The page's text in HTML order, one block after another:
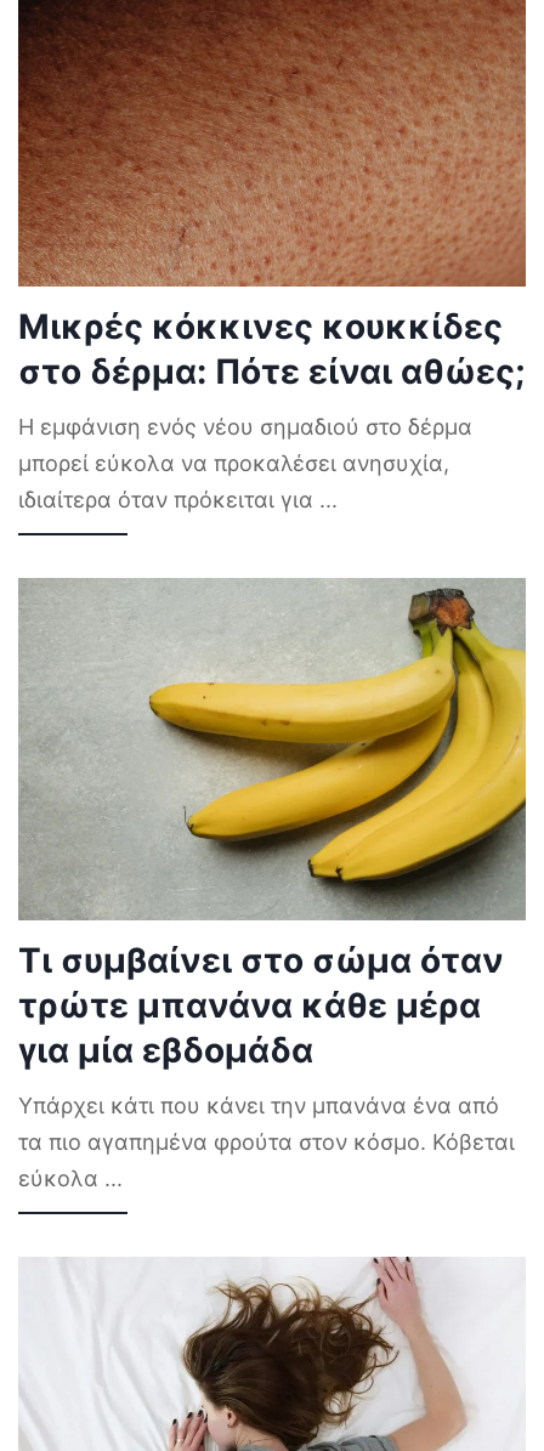
Μικρές κόκκινες κουκκίδες
στο δέρμα: Πότε είναι αθώες;
Η εμφάνιση ενός νέου σημαδιού στο δέρμα
μπορεί εύκολα να προκαλέσει ανησυχία,
ιδιαίτερα όταν πρόκειται για ...
Τι συμβαίνει στο σώμα όταν
τρώτε μπανάνα κάθε μέρα
για μία εβδομάδα
Υπάρχει κάτι που κάνει την μπανάνα ένα από
τα πιο αγαπημένα φρούτα στον κόσμο. Κόβεται
εύκολα ...